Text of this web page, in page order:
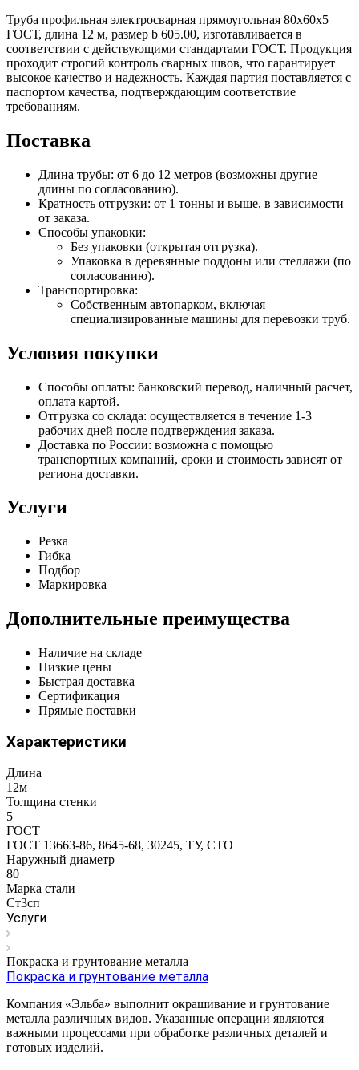
Труба профильная электросварная прямоугольная 80х60х5
ГОСТ, длина 12 м, размер b 605.00, изготавливается в
соответствии с действующими стандартами ГОСТ. Продукция
проходит строгий контроль сварных швов, что гарантирует
высокое качество и надежность. Каждая партия поставляется с
паспортом качества, подтверждающим соответствие
требованиям.
Поставка
Длина трубы: от 6 до 12 метров (возможны другие
длины по согласованию).
Кратность отгрузки: от 1 тонны и выше, в зависимости
от заказа.
Способы упаковки:
Без упаковки (открытая отгрузка).
Упаковка в деревянные поддоны или стеллажи (по
согласованию).
Транспортировка:
Собственным автопарком, включая
специализированные машины для перевозки труб.
Условия покупки
Способы оплаты: банковский перевод, наличный расчет,
оплата картой.
Отгрузка со склада: осуществляется в течение 1-3
рабочих дней после подтверждения заказа.
Доставка по России: возможна с помощью
транспортных компаний, сроки и стоимость зависят от
региона доставки.
Услуги
Резка
Гибка
Подбор
Маркировка
Дополнительные преимущества
Наличие на складе
Низкие цены
Быстрая доставка
Сертификация
Прямые поставки
Характеристики
Длина
12м
Толщина стенки
5
ГОСТ
ГОСТ 13663-86, 8645-68, 30245, ТУ, СТО
Наружный диаметр
80
Марка стали
Ст3сп
Услуги
Покраска и грунтование металла
Покраска и грунтование металла
Компания «Эльба» выполнит окрашивание и грунтование
металла различных видов. Указанные операции являются
важными процессами при обработке различных деталей и
готовых изделий.